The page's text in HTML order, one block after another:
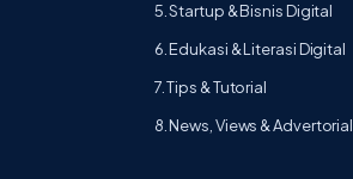
5. Startup & Bisnis Digital
6. Edukasi & Literasi Digital
7. Tips & Tutorial
8. News, Views & Advertorial